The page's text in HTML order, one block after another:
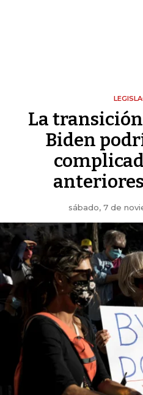
La
Biden
sábado, 7 de